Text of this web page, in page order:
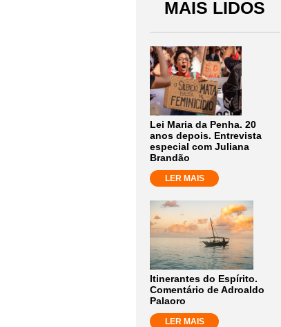
MAIS LIDOS
Lei Maria da Penha. 20
anos depois. Entrevista
especial com Juliana
Brandão
LER MAIS
Itinerantes do Espírito.
Comentário de Adroaldo
Palaoro
LER MAIS